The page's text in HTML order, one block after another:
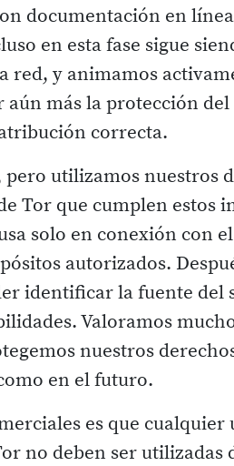
documentación en
en esta fase sigue
y animamos
más la protección
correcta.
utilizamos nuestros
Tor que cumplen estos
solo en conexión con
autorizados.
identificar la fuente del
Valoramos
nuestros
en el futuro.
es que cualquier
no deben ser utilizadas